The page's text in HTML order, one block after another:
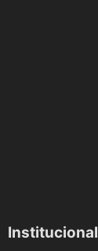
Institucional